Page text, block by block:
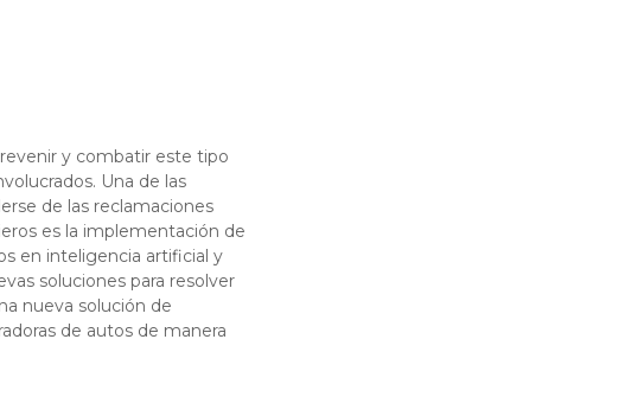
y combatir este tipo
Una de las
de las reclamaciones
es la implementación de
en inteligencia artificial y
soluciones para resolver
nueva solución de
de autos de manera